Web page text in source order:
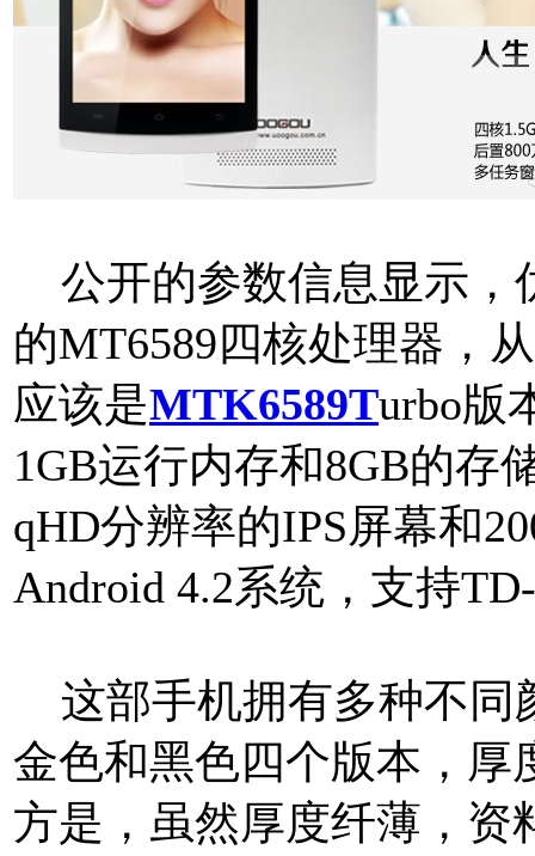
公开的参数信息显示，
的MT6589四核处理器，
应该是MTK6589Turbo版
1GB运行内存和8GB的存
qHD分辨率的IPS屏幕和
Android 4.2系统，支持
这部手机拥有多种不同
金色和黑色四个版本，厚
方是，虽然厚度纤薄，资